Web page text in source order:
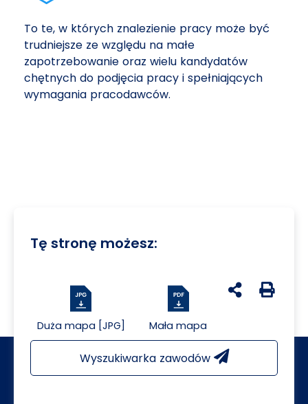
To te, w których znalezienie pracy może być
trudniejsze ze względu na małe
zapotrzebowanie oraz wielu kandydatów
chętnych do podjęcia pracy i spełniających
wymagania pracodawców.
Tę stronę możesz:
Duża mapa [JPG] Mała mapa
udostępnij na
Generuj
Wyszukiwarka zawodów